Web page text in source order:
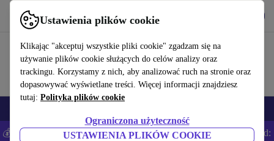
Ustawienia plików cookie
Klikając "akceptuj wszystkie pliki cookie" zgadzam się na
używanie plików cookie służących do celów analizy oraz
trackingu. Korzystamy z nich, aby analizować ruch na stronie oraz
dopasowywać wyświetlane treści. Więcej informacji znajdziesz
tutaj: Polityka plików cookie
Ograniczona użyteczność
USTAWIENIA PLIKÓW COOKIE
Korzystaj z refurbed szybko i łatwo
💰Zaoszczędź DODATKOWE 5% na wszystkich iPhone’ach – Kod: